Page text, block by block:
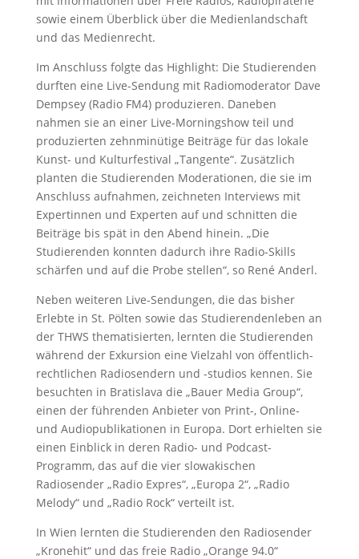
sowie einem Überblick über die Medienlandschaft
und das Medienrecht.
Im Anschluss folgte das Highlight: Die Studierenden
durften eine Live-Sendung mit Radiomoderator Dave
Dempsey (Radio FM4) produzieren. Daneben
nahmen sie an einer Live-Morningshow teil und
produzierten zehnminütige Beiträge für das lokale
Kunst- und Kulturfestival „Tangente“. Zusätzlich
planten die Studierenden Moderationen, die sie im
Anschluss aufnahmen, zeichneten Interviews mit
Expertinnen und Experten auf und schnitten die
Beiträge bis spät in den Abend hinein. „Die
Studierenden konnten dadurch ihre Radio-Skills
schärfen und auf die Probe stellen“, so René Anderl.
Neben weiteren Live-Sendungen, die das bisher
Erlebte in St. Pölten sowie das Studierendenleben an
der THWS thematisierten, lernten die Studierenden
während der Exkursion eine Vielzahl von öffentlich-
rechtlichen Radiosendern und -studios kennen. Sie
besuchten in Bratislava die „Bauer Media Group“,
einen der führenden Anbieter von Print-, Online-
und Audiopublikationen in Europa. Dort erhielten sie
einen Einblick in deren Radio- und Podcast-
Programm, das auf die vier slowakischen
Radiosender „Radio Expres“, „Europa 2“, „Radio
Melody“ und „Radio Rock“ verteilt ist.
In Wien lernten die Studierenden den Radiosender
„Kronehit“ und das freie Radio „Orange 94.0“